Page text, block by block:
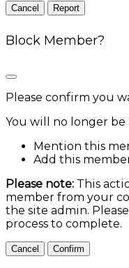
Report
Block Member?
Please confirm you
You will no longer be
Mention this
Add this
Please note: This
member from your
the site admin.
process to complete.
Confirm